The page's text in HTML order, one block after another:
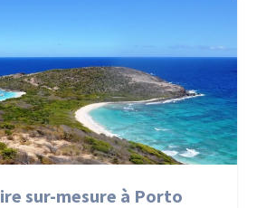
sur-mesure à Porto